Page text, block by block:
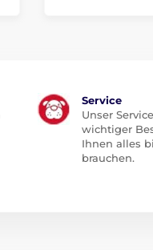
Service
Unser
wichtiger
Ihnen alles
brauchen.